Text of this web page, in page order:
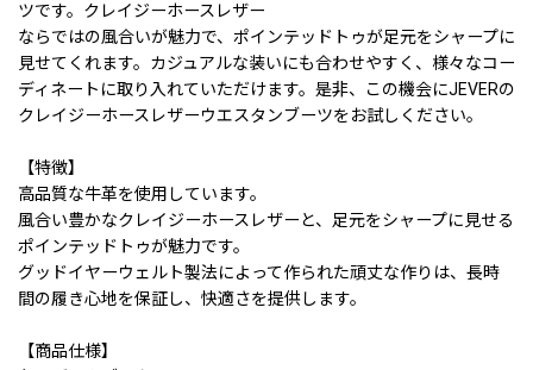
ツです。クレイジーホースレザー
ならではの風合いが魅力で、ポインテッドトゥが足元をシャープに
見せてくれます。カジュアルな装いにも合わせやすく、様々なコー
ディネートに取り入れていただけます。是非、この機会にJEVERの
クレイジーホースレザーウエスタンブーツをお試しください。
【特徴】
高品質な牛革を使用しています。
風合い豊かなクレイジーホースレザーと、足元をシャープに見せる
ポインテッドトゥが魅力です。
グッドイヤーウェルト製法によって作られた頑丈な作りは、長時
間の履き心地を保証し、快適さを提供します。
【商品仕様】